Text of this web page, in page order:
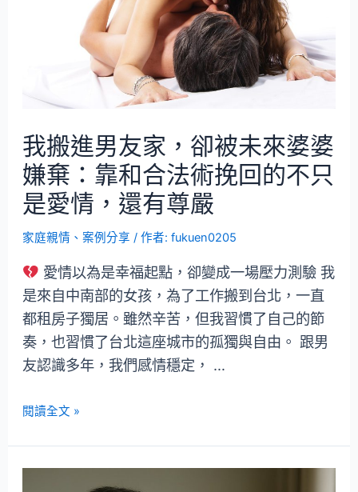
我搬進男友家，卻被未來婆婆
嫌棄：靠和合法術挽回的不只
是愛情，還有尊嚴
家庭親情 、案例分享 / 作者:fukuen0205
愛情以為是幸福起點，卻變成一場壓力測驗 我
是來自中南部的女孩，為了工作搬到台北，一直
都租房子獨居。雖然辛苦，但我習慣了自己的節
奏，也習慣了台北這座城市的孤獨與自由。 跟男
友認識多年，我們感情穩定， …
閱讀全文 »